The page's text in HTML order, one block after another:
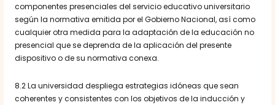
componentes presenciales del servicio educativo universitario
según la normativa emitida por el Gobierno Nacional, así como
cualquier otra medida para la adaptación de la educación no
presencial que se deprenda de la aplicación del presente
dispositivo o de su normativa conexa.
8.2 La universidad despliega estrategias idóneas que sean
coherentes y consistentes con los objetivos de la inducción y